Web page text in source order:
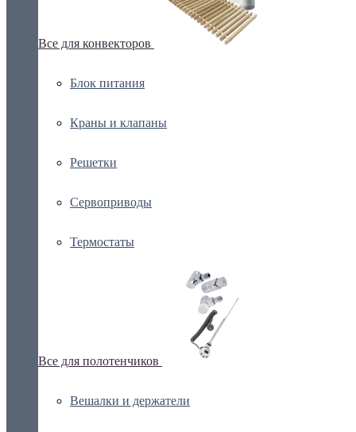
Все для конвекторов
Блок питания
Краны и клапаны
Решетки
Сервоприводы
Термостаты
Все для полотенчиков
Вешалки и держатели